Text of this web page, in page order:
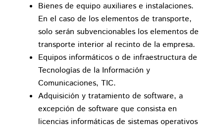
Bienes de equipo auxiliares e instalaciones.
En el caso de los elementos de transporte,
solo serán subvencionables los elementos de
transporte interior al recinto de la empresa.
Equipos informáticos o de infraestructura de
Tecnologías de la Información y
Comunicaciones, TIC.
Adquisición y tratamiento de software, a
excepción de software que consista en
licencias informáticas de sistemas operativos